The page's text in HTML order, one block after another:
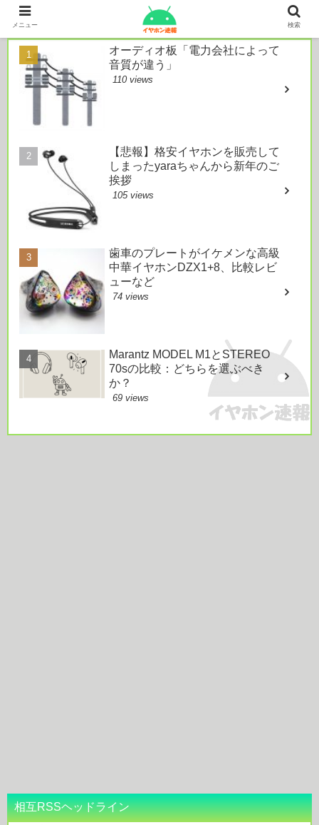
本日のおすすめ
オーディオ板「電力会社によって
音質が違う」
110 views
【悲報】格安イヤホンを販売して
しまったyaraちゃんから新年のご
挨拶
105 views
歯車のプレートがイケメンな高級
中華イヤホンDZX1+8、比較レビ
ューなど
74 views
Marantz MODEL M1とSTEREO
70sの比較：どちらを選ぶべき
か？
69 views
相互RSSヘッドライン
メニュー 検索